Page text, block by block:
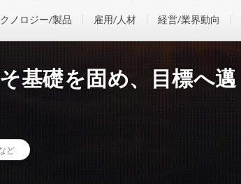
ノロジー/製品 雇用/人材 経営/業界動向
基礎を固め、目標へ邁
ど